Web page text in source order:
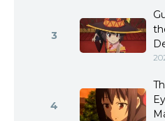
3
4